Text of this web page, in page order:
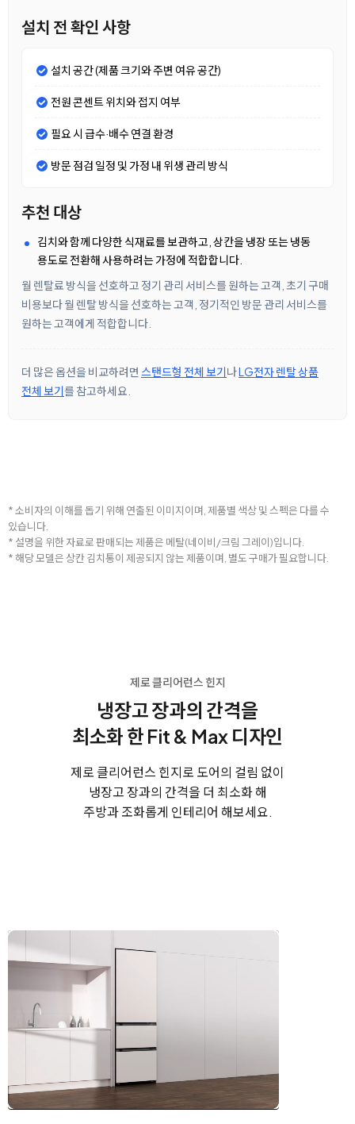
설치 전 확인 사항
설치 공간 (제품 크기와 주변 여유 공간)
전원 콘센트 위치와 접지 여부
필요 시 급수·배수 연결 환경
방문 점검 일정 및 가정 내 위생 관리 방식
추천 대상
김치와 함께 다양한 식재료를 보관하고, 상칸을 냉장 또는 냉동
용도로 전환해 사용하려는 가정에 적합합니다.
월 렌탈료 방식을 선호하고 정기 관리 서비스를 원하는 고객, 초기 구매
비용보다 월 렌탈 방식을 선호하는 고객, 정기적인 방문 관리 서비스를
원하는 고객에게 적합합니다.
더 많은 옵션을 비교하려면 스탠드형 전체 보기나LG전자 렌탈 상품
전체 보기를 참고하세요.
* 소비자의 이해를 돕기 위해 연출된 이미지이며, 제품별 색상 및 스펙은 다를 수
있습니다.
* 설명을 위한 자료로 판매되는 제품은 메탈(네이비/크림 그레이)입니다.
* 해당 모델은 상칸 김치통이 제공되지 않는 제품이며, 별도 구매가 필요합니다.
제로 클리어런스 힌지
냉장고 장과의 간격을
최소화 한 Fit & Max 디자인
제로 클리어런스 힌지로 도어의 걸림 없이
냉장고 장과의 간격을 더 최소화 해
주방과 조화롭게 인테리어 해보세요.